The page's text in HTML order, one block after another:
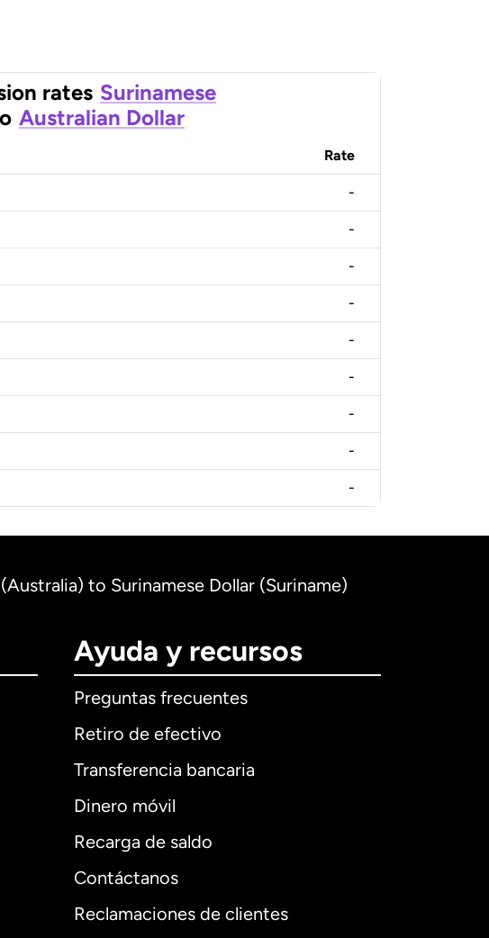
rates Surinamese
Australian Dollar
Rate
-
-
-
-
-
-
-
-
-
to Surinamese Dollar (Suriname)
Ayuda y recursos
Preguntas frecuentes
Retiro de efectivo
Transferencia bancaria
Dinero móvil
Recarga de saldo
Contáctanos
Reclamaciones de clientes